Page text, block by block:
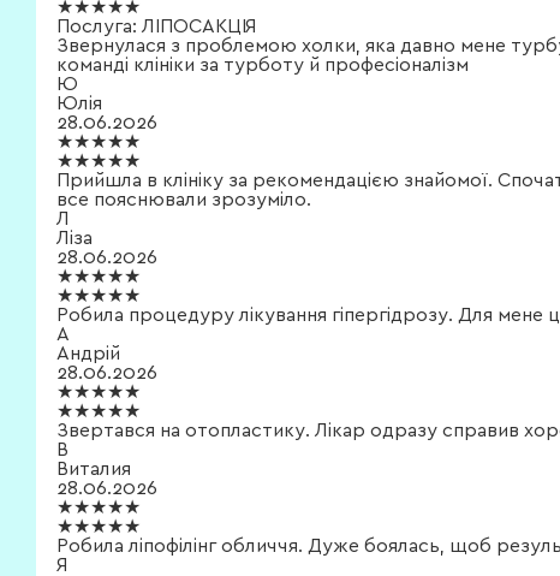
★★★★★
Послуга: ЛІПОСАКЦІЯ
Звернулася з проблемою холки, яка давно мене
команді клініки за турботу й професіоналізм
Ю
Юлія
28.06.2026
★★★★★
★★★★★
Прийшла в клініку за рекомендацією знайомої.
все пояснювали зрозуміло.
Л
Ліза
28.06.2026
★★★★★
★★★★★
Робила процедуру лікування гіпергідрозу. Для
А
Андрій
28.06.2026
★★★★★
★★★★★
Звертався на отопластику. Лікар одразу справив
В
Виталия
28.06.2026
★★★★★
★★★★★
Робила ліпофілінг обличчя. Дуже боялась, щоб
Я